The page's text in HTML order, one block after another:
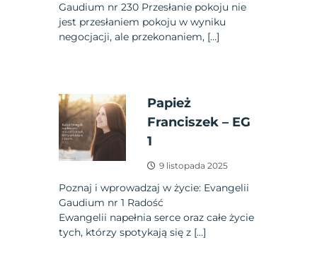
Gaudium nr 230 Przesłanie pokoju nie
jest przesłaniem pokoju w wyniku
negocjacji, ale przekonaniem, […]
Papież
Franciszek – EG
1
9 listopada 2025
Poznaj i wprowadzaj w życie: Evangelii
Gaudium nr 1 Radość
Ewangelii napełnia serce oraz całe życie
tych, którzy spotykają się z […]